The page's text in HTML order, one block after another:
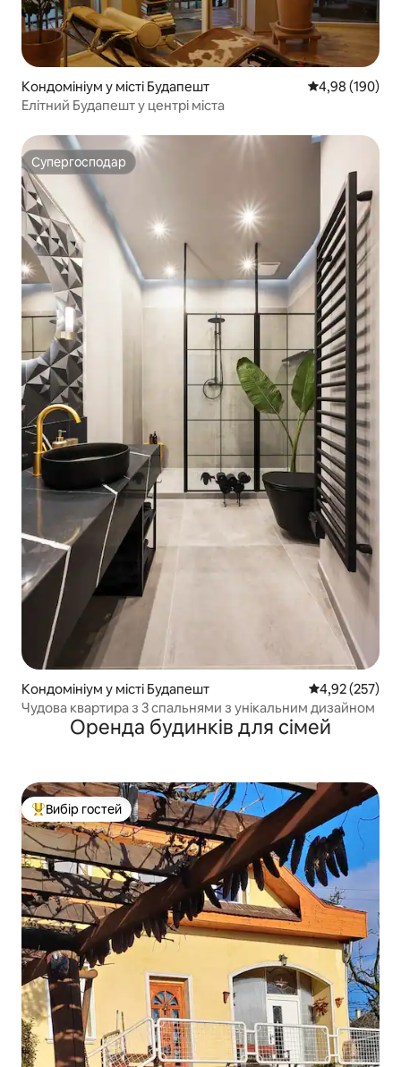
Кондомініум у місті Будапешт Середня
4,98 (190)
Елітний Будапешт у центрі міста
Супергосподар
Супергосподар
Кондомініум у місті Будапешт Середня
4,92 (257)
Чудова квартира з 3 спальнями з унікальним дизайном
Оренда будинків для сімей
Топ вибір гостей
Вибір гостей